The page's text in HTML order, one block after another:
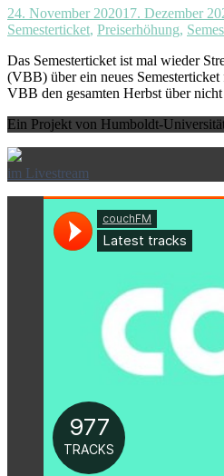
24. November 202017. Dezember
Semesterticket, Preiserhöhung,
Das Semesterticket ist mal wieder
(VBB) über ein neues
VBB den gesamten Herbst über
Ein Projekt von Humboldt-
im Livestream